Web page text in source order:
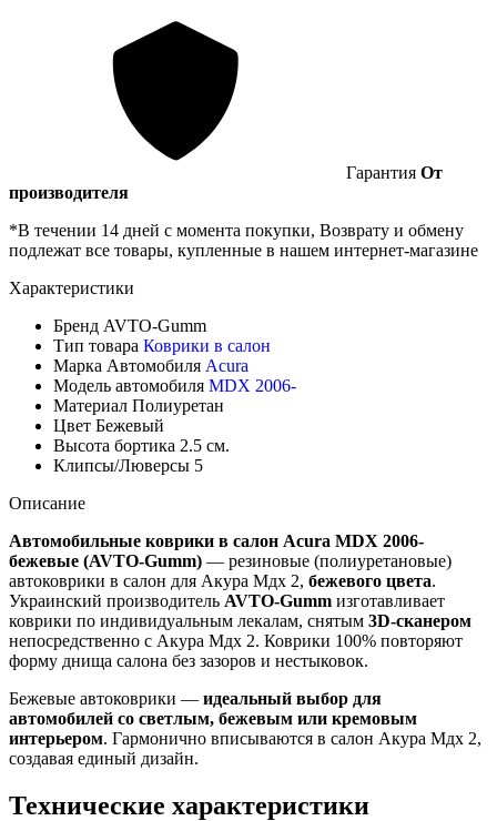
Гарантия От
производителя
*В течении 14 дней с момента покупки, Возврату и обмену
подлежат все товары, купленные в нашем интернет-магазине
Характеристики
Бренд AVTO-Gumm
Тип товара Коврики в салон
Марка Автомобиля Acura
Модель автомобиля MDX 2006-
Материал Полиуретан
Цвет Бежевый
Высота бортика 2.5 см.
Клипсы/Люверсы 5
Описание
Автомобильные коврики в салон Acura MDX 2006-
бежевые (AVTO-Gumm) — резиновые (полиуретановые)
автоковрики в салон для Акура Мдх 2, бежевого цвета.
Украинский производитель AVTO-Gumm изготавливает
коврики по индивидуальным лекалам, снятым 3D-сканером
непосредственно с Акура Мдх 2. Коврики 100% повторяют
форму днища салона без зазоров и нестыковок.
Бежевые автоковрики — идеальный выбор для
автомобилей со светлым, бежевым или кремовым
интерьером. Гармонично вписываются в салон Акура Мдх 2,
создавая единый дизайн.
Технические характеристики